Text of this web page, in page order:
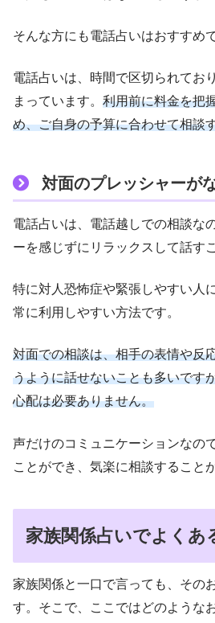
そんな方にも電話占いはおすすめで
電話占いは、時間で区切られてお
まっています。 利用前に料金を把
め、ご自身の予算に合わせて相談
対面のプレッシャーが
電話占いは、電話越しでの相談な
ーを感じずにリラックスして話す
特に対人恐怖症や緊張しやすい人
常に利用しやすい方法です。
対面での相談は、相手の表情や反
うように話せないことも多いです
心配は必要ありません。
声だけのコミュニケーションなの
ことができ、気楽に相談すること
家族関係占いでよくあ
家族関係と一口で言っても、その
す。そこで、ここではどのような